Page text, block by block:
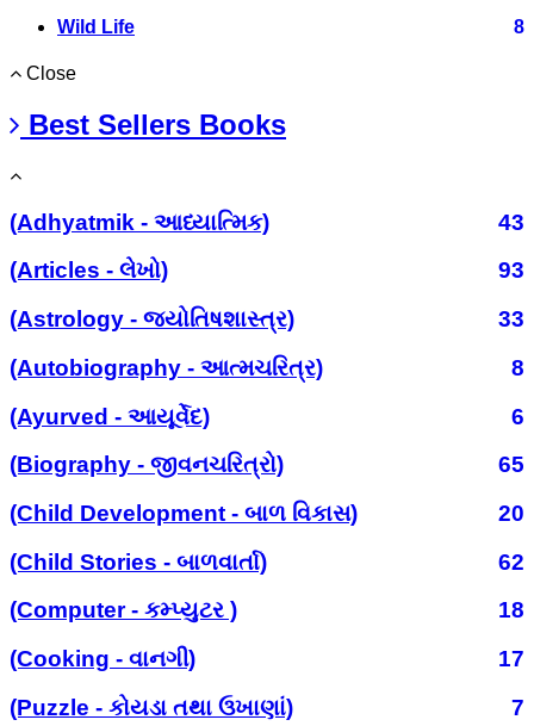
Wild Life 8
Close
Best Sellers Books
(Adhyatmik - આધ્યાત્મિક)
43
(Articles - લેખો)
93
(Astrology - જ્યોતિષશાસ્ત્ર)
33
(Autobiography - આત્મચરિત્ર)
8
(Ayurved - આયૂર્વેદ)
6
(Biography - જીવનચરિત્રો)
65
(Child Development - બાળ વિકાસ)
20
(Child Stories - બાળવાર્તા)
62
(Computer - કમ્પ્યુટર )
18
(Cooking - વાનગી)
17
(Puzzle - કોયડા તથા ઉખાણાં)
7